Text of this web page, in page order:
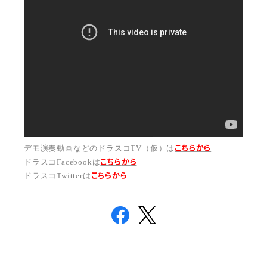
デモ演奏動画などのドラスコTV（仮）は こちらから
ドラスコFacebookはこちらから
ドラスコTwitterは こちらから